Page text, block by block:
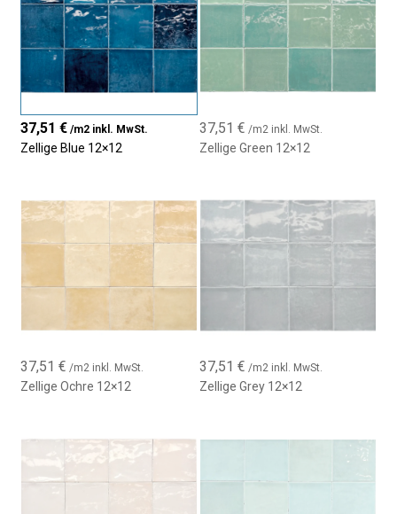
37,51€ /m2 inkl. MwSt.
Zellige Blue 12×12
37,51 € /m2 inkl. MwSt.
Zellige Green 12×12
37,51€ /m2 inkl. MwSt.
Zellige Ochre 12×12
37,51 € /m2 inkl. MwSt.
Zellige Grey 12×12